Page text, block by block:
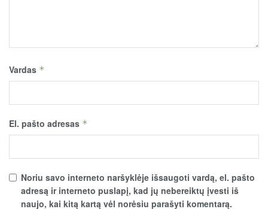
Vardas *
El. pašto adresas *
Noriu savo interneto naršyklėje išsaugoti vardą, el. pašto
adresą ir interneto puslapį, kad jų nebereiktų įvesti iš
naujo, kai kitą kartą vėl norėsiu parašyti komentarą.